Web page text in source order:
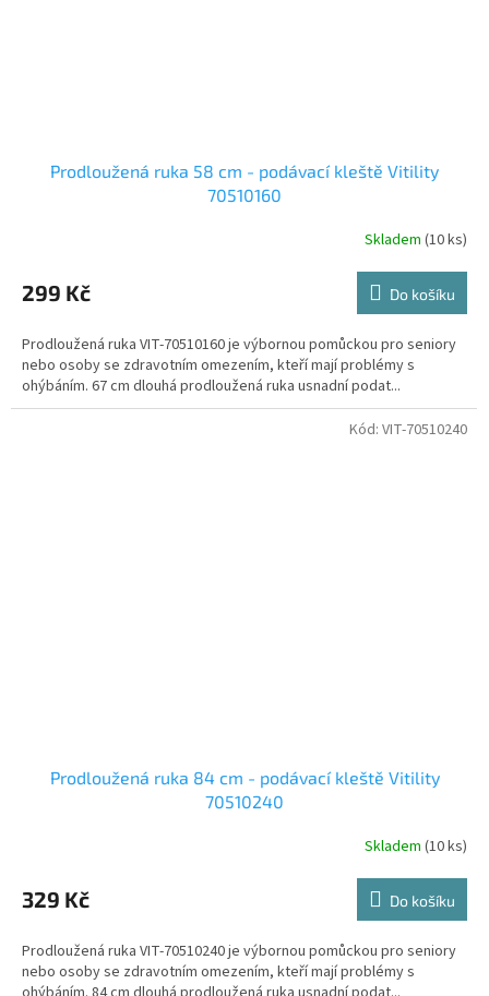
Prodloužená ruka 58 cm - podávací kleště Vitility
70510160
produktu
je
z
5
hvězdiček.
Skladem(10 ks)
299 Kč Do košíku
Prodloužená ruka VIT-70510160 je výbornou pomůckou pro seniory
nebo osoby se zdravotním omezením, kteří mají problémy s
ohýbáním. 67 cm dlouhá prodloužená ruka usnadní podat...
Prodloužená ruka 84 cm - podávací kleště Vitility
70510240
produktu
je
z
5
Skladem(10 ks)
329 Kč Do košíku
Prodloužená ruka VIT-70510240 je výbornou pomůckou pro seniory
nebo osoby se zdravotním omezením, kteří mají problémy s
Kód: VIT-70510240